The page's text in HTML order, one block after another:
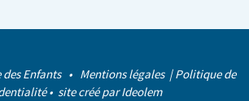
Enfants • Mentions légales |Politique de
• site créé parIdeolem